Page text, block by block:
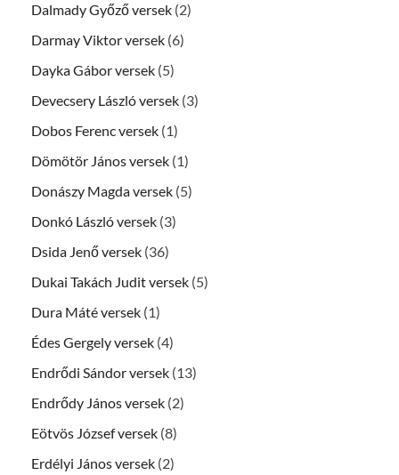
Dalmady Győző versek (2)
Darmay Viktor versek (6)
Dayka Gábor versek (5)
Devecsery László versek (3)
Dobos Ferenc versek (1)
Dömötör János versek (1)
Donászy Magda versek (5)
Donkó László versek (3)
Dsida Jenő versek (36)
Dukai Takách Judit versek (5)
Dura Máté versek (1)
Édes Gergely versek (4)
Endrődi Sándor versek (13)
Endrődy János versek (2)
Eötvös József versek (8)
Erdélyi János versek (2)